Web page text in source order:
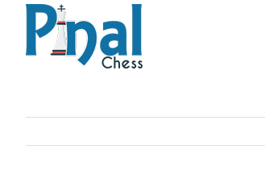
Saltar
contenido